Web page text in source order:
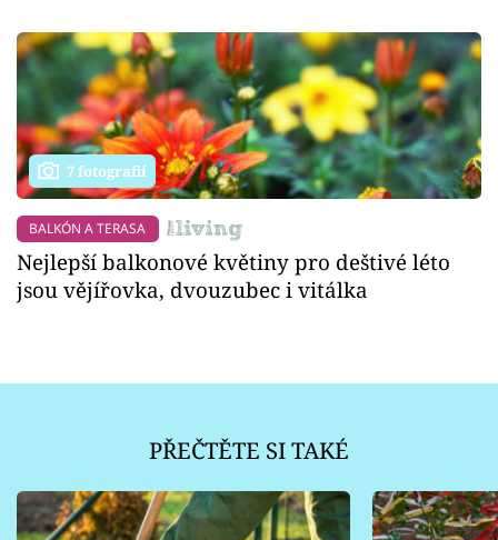
7 fotografií
BALKÓN A TERASA
Nejlepší balkonové květiny pro deštivé léto
jsou vějířovka, dvouzubec i vitálka
PŘEČTĚTE SI TAKÉ